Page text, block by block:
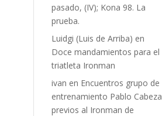
pasado, (IV); Kona 98. La
prueba.
Luidgi (Luis de Arriba) en
Doce mandamientos para el
triatleta Ironman
ivan en Encuentros grupo de
entrenamiento Pablo Cabeza
previos al Ironman de